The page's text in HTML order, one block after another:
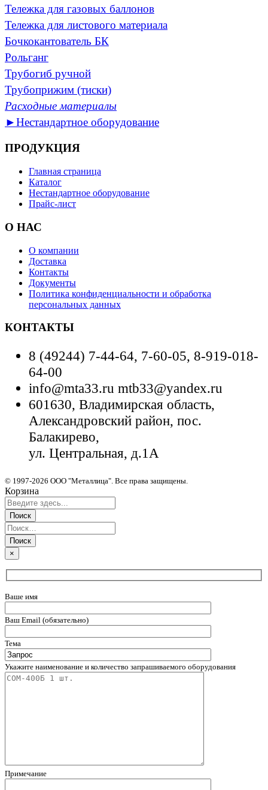
Тележка для газовых баллонов
Тележка для листового материала
Бочкокантователь БК
Рольганг
Трубогиб ручной
Трубоприжим (тиски)
Расходные материалы
►Нестандартное оборудование
ПРОДУКЦИЯ
Главная страница
Каталог
Нестандартное оборудование
Прайс-лист
О НАС
О компании
Доставка
Контакты
Документы
Политика конфиденциальности и обработка
персональных данных
КОНТАКТЫ
8 (49244) 7-44-64, 7-60-05, 8-919-018-
64-00
info@mta33.ru mtb33@yandex.ru
601630, Владимирская область,
Александровский район, пос.
Балакирево,
ул. Центральная, д.1А
© 1997-2026 ООО "Металлица". Все права защищены.
Корзина
×
Ваше имя
Ваш Email (обязательно)
Тема
Укажите наименование и количество запрашиваемого оборудования
Примечание